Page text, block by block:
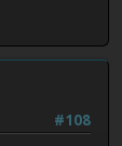
#108